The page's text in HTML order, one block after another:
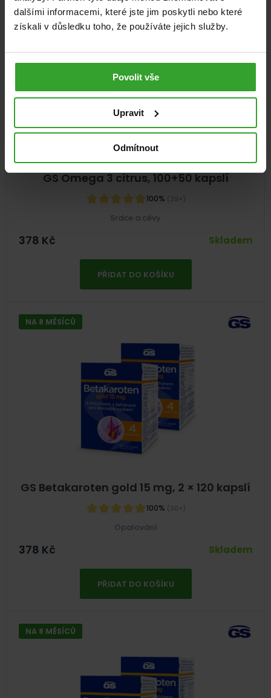
dalšími informacemi, které jste jim poskytli nebo které
získali v důsledku toho, že používáte jejich služby.
Povolit vše
Upravit
Odmítnout
GS Omega 3 citrus, 100+50 kapslí
100% (39×)
NA 5 MĚSÍCŮ
Srdce a cévy
378 Kč Skladem
PŘIDAT DO KOŠÍKU
GS Betakaroten gold 15 mg, 2 × 120 kapslí
100% (30×)
NA 8 MĚSÍCŮ
Opalování
378 Kč Skladem
PŘIDAT DO KOŠÍKU
NA 8 MĚSÍCŮ